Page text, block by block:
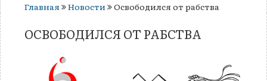
Главная Новости Освободился от рабства
ОСВОБОДИЛСЯ ОТ РАБСТВА